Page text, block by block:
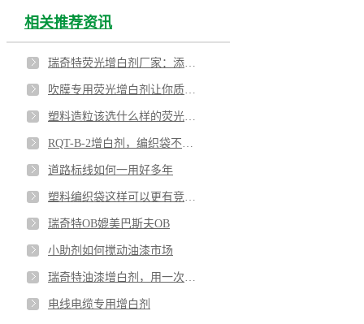
相关推荐资讯
道路标线如何一用好多年
瑞奇特OB媲美巴斯夫OB
小助剂如何搅动油漆市场
电线电缆专用增白剂